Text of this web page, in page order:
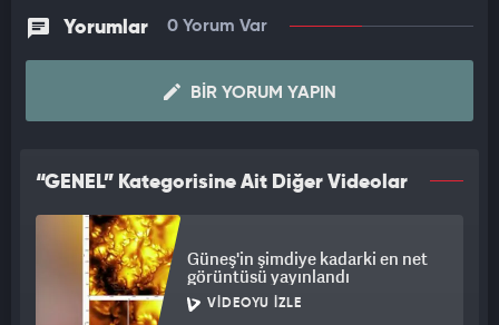
Yorumlar 0 Yorum Var
BIR YORUM YAPIN
“GENEL” Kategorisine Ait Diğer Videolar
Güneş'in şimdiye kadarki en net
görüntüsü yayınlandı
VIDEOYU İZLE